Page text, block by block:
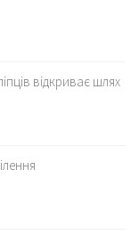
відкриває шлях